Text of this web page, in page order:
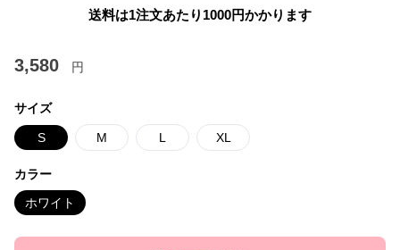
送料は1注文あたり 1000円かかります
3,580 円
サイズ
S M L XL
カラー
ホワイト